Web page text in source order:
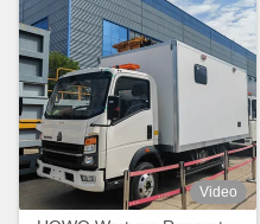
Video